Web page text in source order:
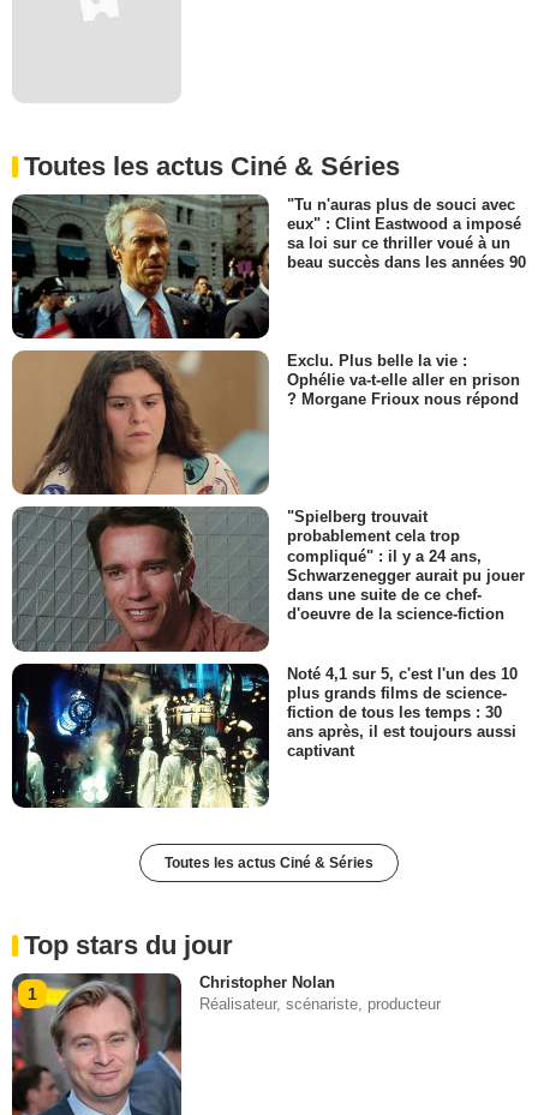
Toutes les actus Ciné & Séries
"Tu n'auras plus de souci avec
eux" : Clint Eastwood a imposé
sa loi sur ce thriller voué à un
beau succès dans les années 90
Exclu. Plus belle la vie :
Ophélie va-t-elle aller en prison
? Morgane Frioux nous répond
"Spielberg trouvait
probablement cela trop
compliqué" : il y a 24 ans,
Schwarzenegger aurait pu jouer
dans une suite de ce chef-
d'oeuvre de la science-fiction
Noté 4,1 sur 5, c'est l'un des 10
plus grands films de science-
fiction de tous les temps : 30
ans après, il est toujours aussi
captivant
Toutes les actus Ciné & Séries
Top stars du jour
1
Christopher Nolan
Réalisateur, scénariste, producteur